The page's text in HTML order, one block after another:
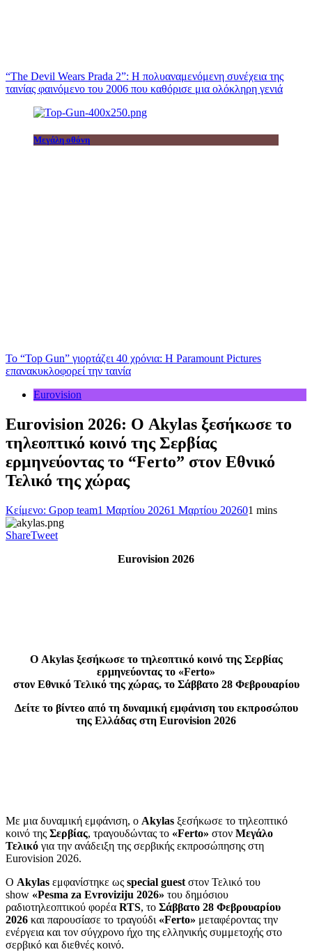
“The Devil Wears Prada 2”: Η πολυαναμενόμενη συνέχεια της
ταινίας φαινόμενο του 2006 που καθόρισε μια ολόκληρη γενιά
Μεγάλη οθόνη
Το “Top Gun” γιορτάζει 40 χρόνια: Η Paramount Pictures
επανακυκλοφορεί την ταινία
Eurovision
Eurovision 2026: Ο Akylas ξεσήκωσε το
τηλεοπτικό κοινό της Σερβίας
ερμηνεύοντας το “Ferto” στον Εθνικό
Τελικό της χώρας
Κείμενο: Gpop team1 Μαρτίου 20261 Μαρτίου 202601 mins
ShareTweet
Eurovision 2026
Ο Akylas ξεσήκωσε το τηλεοπτικό κοινό της Σερβίας
ερμηνεύοντας το «Ferto»
στον Εθνικό Τελικό της χώρας, το Σάββατο 28 Φεβρουαρίου
Δείτε το βίντεο από τη δυναμική εμφάνιση του εκπροσώπου
της Ελλάδας στη Eurovision 2026
Με μια δυναμική εμφάνιση, ο Akylas ξεσήκωσε το τηλεοπτικό
κοινό της Σερβίας, τραγουδώντας το «Ferto» στον Μεγάλο
Τελικό για την ανάδειξη της σερβικής εκπροσώπησης στη
Eurovision 2026.
Ο Akylas εμφανίστηκε ως special guest στον Τελικό του
show «Pesma za Evroviziju 2026» του δημόσιου
ραδιοτηλεοπτικού φορέα RTS, το Σάββατο 28 Φεβρουαρίου
2026 και παρουσίασε το τραγούδι «Ferto» μεταφέροντας την
ενέργεια και τον σύγχρονο ήχο της ελληνικής συμμετοχής στο
σερβικό και διεθνές κοινό.